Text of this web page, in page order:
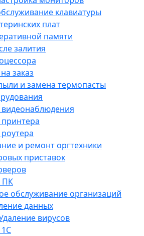
клавиатуры
плат
памяти
залития
заказ
и замена термопасты
и ремонт оргтехники
приставок
ПК
обслуживание организаций
данных
вирусов